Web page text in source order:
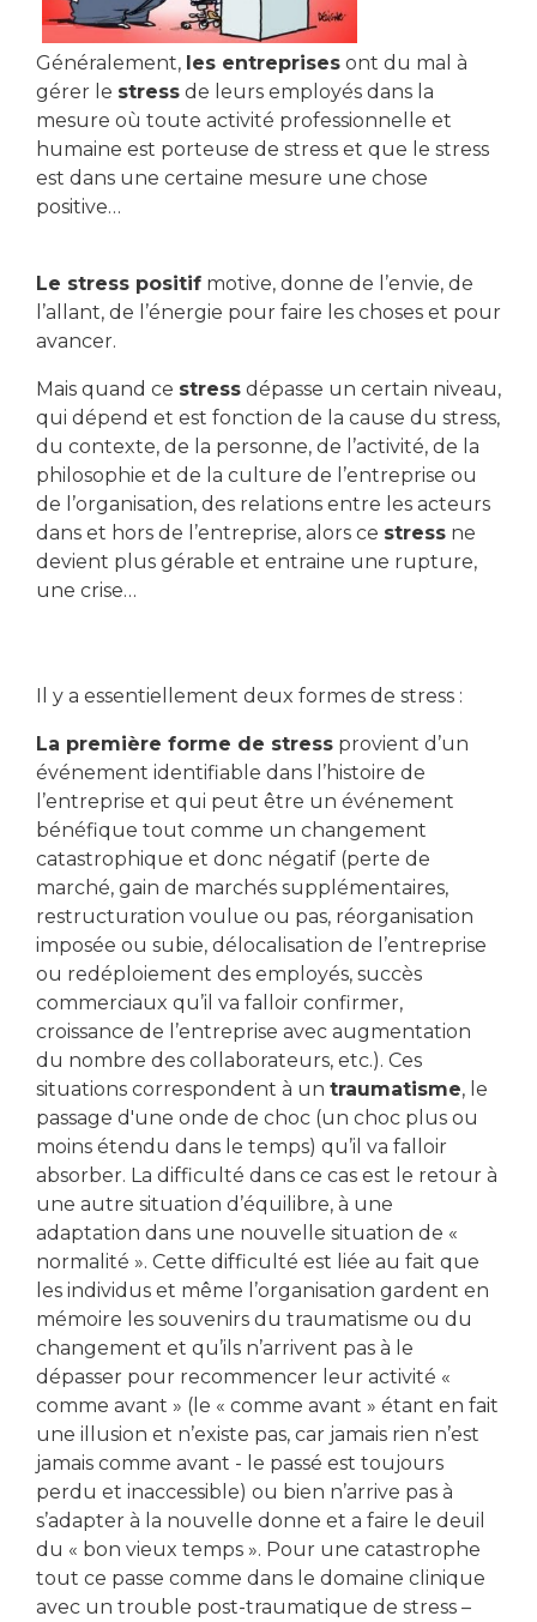
Généralement, les entreprises ont du mal à
gérer le stress de leurs employés dans la
mesure où toute activité professionnelle et
humaine est porteuse de stress et que le stress
est dans une certaine mesure une chose
positive…
Le stress positif motive, donne de l’envie, de
l’allant, de l’énergie pour faire les choses et pour
avancer.
Mais quand ce stress dépasse un certain niveau,
qui dépend et est fonction de la cause du stress,
du contexte, de la personne, de l’activité, de la
philosophie et de la culture de l’entreprise ou
de l’organisation, des relations entre les acteurs
dans et hors de l’entreprise, alors ce stress ne
devient plus gérable et entraine une rupture,
une crise…
Il y a essentiellement deux formes de stress :
La première forme de stress provient d’un
événement identifiable dans l’histoire de
l’entreprise et qui peut être un événement
bénéfique tout comme un changement
catastrophique et donc négatif (perte de
marché, gain de marchés supplémentaires,
restructuration voulue ou pas, réorganisation
imposée ou subie, délocalisation de l’entreprise
ou redéploiement des employés, succès
commerciaux qu’il va falloir confirmer,
croissance de l’entreprise avec augmentation
du nombre des collaborateurs, etc.). Ces
situations correspondent à un traumatisme, le
passage d'une onde de choc (un choc plus ou
moins étendu dans le temps) qu’il va falloir
absorber. La difficulté dans ce cas est le retour à
une autre situation d’équilibre, à une
adaptation dans une nouvelle situation de «
normalité ». Cette difficulté est liée au fait que
les individus et même l’organisation gardent en
mémoire les souvenirs du traumatisme ou du
changement et qu’ils n’arrivent pas à le
dépasser pour recommencer leur activité «
comme avant » (le « comme avant » étant en fait
une illusion et n’existe pas, car jamais rien n’est
jamais comme avant - le passé est toujours
perdu et inaccessible) ou bien n’arrive pas à
s’adapter à la nouvelle donne et a faire le deuil
du « bon vieux temps ». Pour une catastrophe
tout ce passe comme dans le domaine clinique
avec un trouble post-traumatique de stress –